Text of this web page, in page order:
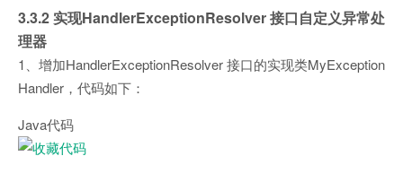
3.3.2 实现HandlerExceptionResolver 接口自定义异常处
理器
1、增加HandlerExceptionResolver 接口的实现类MyException
Handler，代码如下：
Java代码